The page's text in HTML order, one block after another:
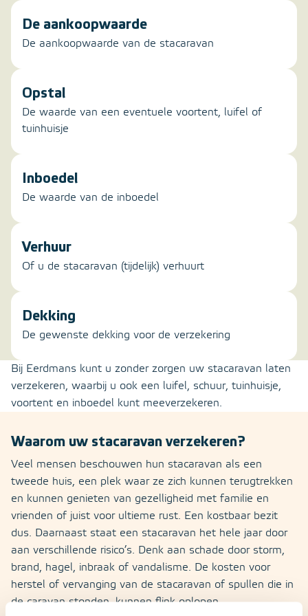
De aankoopwaarde
De aankoopwaarde van de stacaravan
Opstal
De waarde van een eventuele voortent, luifel of
tuinhuisje
Inboedel
De waarde van de inboedel
Verhuur
Of u de stacaravan (tijdelijk) verhuurt
Dekking
De gewenste dekking voor de verzekering
Bij Eerdmans kunt u zonder zorgen uw stacaravan laten
verzekeren, waarbij u ook een luifel, schuur, tuinhuisje,
voortent en inboedel kunt meeverzekeren.
Waarom uw stacaravan verzekeren?
Veel mensen beschouwen hun stacaravan als een
tweede huis, een plek waar ze zich kunnen terugtrekken
en kunnen genieten van gezelligheid met familie en
vrienden of juist voor ultieme rust. Een kostbaar bezit
dus. Daarnaast staat een stacaravan het hele jaar door
aan verschillende risico’s. Denk aan schade door storm,
brand, hagel, inbraak of vandalisme. De kosten voor
herstel of vervanging van de stacaravan of spullen die in
de caravan stonden, kunnen flink oplopen,